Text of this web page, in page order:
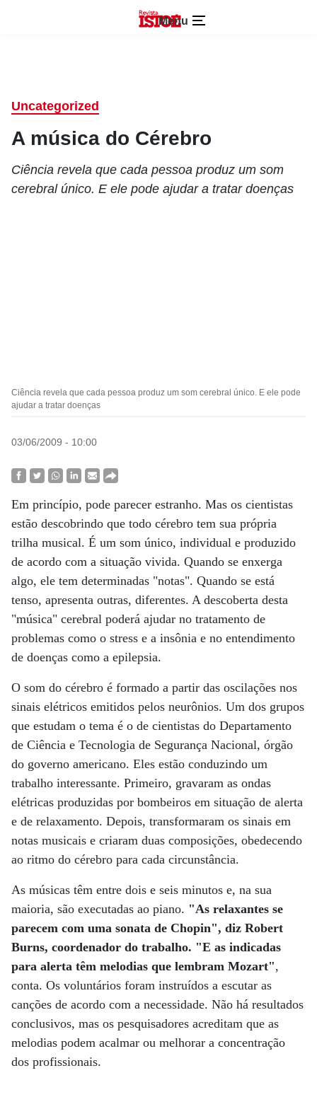
Menu
Uncategorized
A música do Cérebro
Ciência revela que cada pessoa produz um som
cerebral único. E ele pode ajudar a tratar doenças
Ciência revela que cada pessoa produz um som cerebral único. E ele pode
ajudar a tratar doenças
03/06/2009 - 10:00
Em princípio, pode parecer estranho. Mas os cientistas
estão descobrindo que todo cérebro tem sua própria
trilha musical. É um som único, individual e produzido
de acordo com a situação vivida. Quando se enxerga
algo, ele tem determinadas "notas". Quando se está
tenso, apresenta outras, diferentes. A descoberta desta
"música" cerebral poderá ajudar no tratamento de
problemas como o stress e a insônia e no entendimento
de doenças como a epilepsia.
O som do cérebro é formado a partir das oscilações nos
sinais elétricos emitidos pelos neurônios. Um dos grupos
que estudam o tema é o de cientistas do Departamento
de Ciência e Tecnologia de Segurança Nacional, órgão
do governo americano. Eles estão conduzindo um
trabalho interessante. Primeiro, gravaram as ondas
elétricas produzidas por bombeiros em situação de alerta
e de relaxamento. Depois, transformaram os sinais em
notas musicais e criaram duas composições, obedecendo
ao ritmo do cérebro para cada circunstância.
As músicas têm entre dois e seis minutos e, na sua
maioria, são executadas ao piano. "As relaxantes se
parecem com uma sonata de Chopin", diz Robert
Burns, coordenador do trabalho. "E as indicadas
para alerta têm melodias que lembram Mozart",
conta. Os voluntários foram instruídos a escutar as
canções de acordo com a necessidade. Não há resultados
conclusivos, mas os pesquisadores acreditam que as
melodias podem acalmar ou melhorar a concentração
dos profissionais.